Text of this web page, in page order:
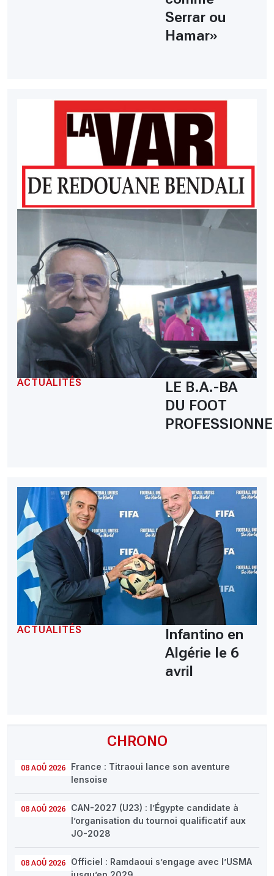
CHRONO
08 AOÛ 2026
France : Titraoui lance son aventure
lensoise
08 AOÛ 2026
CAN-2027 (U23) : l’Égypte candidate à
l’organisation du tournoi qualificatif aux
JO-2028
08 AOÛ 2026
Officiel : Ramdaoui s’engage avec l’USMA
Serrar ou
Hamar»
ACTUALITÉS
LE B.A.-BA
DU FOOT
ACTUALITÉS
Infantino en
Algérie le 6
avril